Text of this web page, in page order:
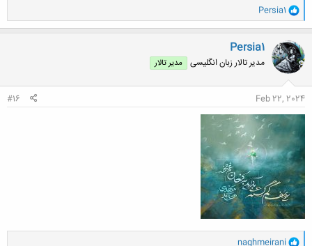
و
ا
ک
ن
ش
ه
ا
Persia1
Persia1
مدیر تالار زبان انگلیسی مدیر تالار
Feb 22, 2024
#16
وnaghmeirani